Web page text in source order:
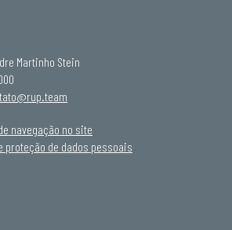
Martinho Stein
navegação no site
proteção de dados pessoais